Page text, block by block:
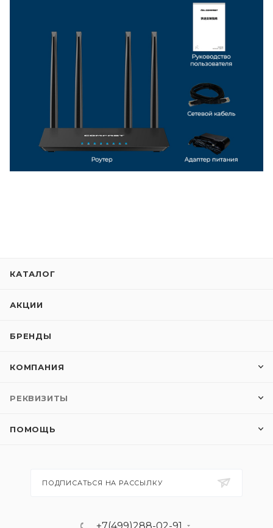
КАТАЛОГ
АКЦИИ
БРЕНДЫ
КОМПАНИЯ
РЕКВИЗИТЫ
ПОМОЩЬ
ПОДПИСАТЬСЯ НА РАССЫЛКУ